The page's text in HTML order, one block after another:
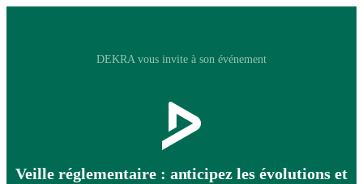
DEKRA vous invite à son événement
Veille réglementaire : anticipez les évolutions et